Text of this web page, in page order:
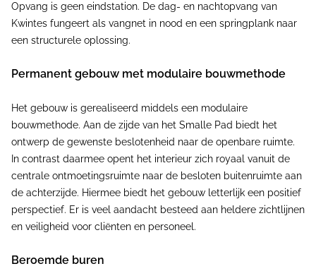
Opvang is geen eindstation. De dag- en nachtopvang van
Kwintes fungeert als vangnet in nood en een springplank naar
een structurele oplossing.
Permanent gebouw met modulaire bouwmethode
Het gebouw is gerealiseerd middels een modulaire
bouwmethode. Aan de zijde van het Smalle Pad biedt het
ontwerp de gewenste beslotenheid naar de openbare ruimte.
In contrast daarmee opent het interieur zich royaal vanuit de
centrale ontmoetingsruimte naar de besloten buitenruimte aan
de achterzijde. Hiermee biedt het gebouw letterlijk een positief
perspectief. Er is veel aandacht besteed aan heldere zichtlijnen
en veiligheid voor cliënten en personeel.
Beroemde buren